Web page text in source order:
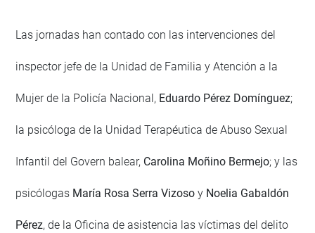
Las jornadas han contado con las intervenciones del
inspector jefe de la Unidad de Familia y Atención a la
Mujer de la Policía Nacional, Eduardo Pérez Domínguez;
la psicóloga de la Unidad Terapéutica de Abuso Sexual
Infantil del Govern balear, Carolina Moñino Bermejo; y las
psicólogas María Rosa Serra Vizosoy Noelia Gabaldón
Pérez, de la Oficina de asistencia las víctimas del delito